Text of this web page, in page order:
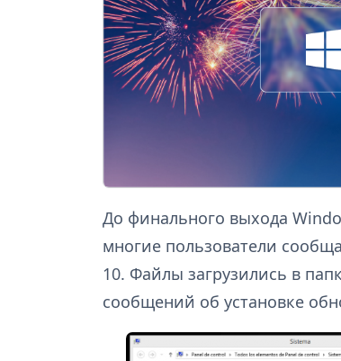
До финального выхода
многие пользователи
10. Файлы загрузились в
сообщений об установке